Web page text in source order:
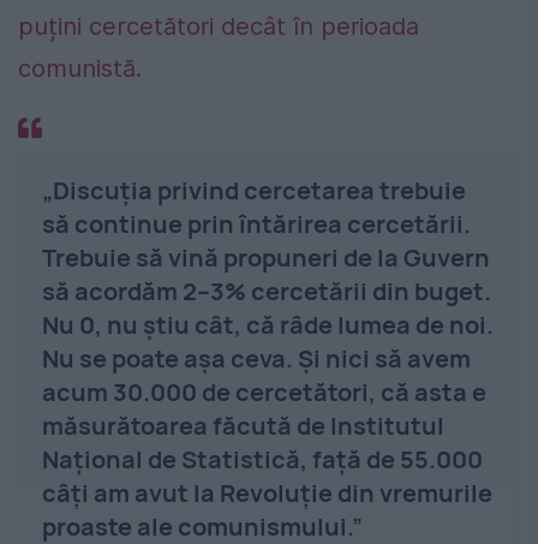
puțini cercetători decât în perioada
comunistă.
„Discuția privind cercetarea trebuie
să continue prin întărirea cercetării.
Trebuie să vină propuneri de la Guvern
să acordăm 2–3% cercetării din buget.
Nu 0, nu știu cât, că râde lumea de noi.
Nu se poate așa ceva. Și nici să avem
acum 30.000 de cercetători, că asta e
măsurătoarea făcută de Institutul
Național de Statistică, față de 55.000
câți am avut la Revoluție din vremurile
proaste ale comunismului.”